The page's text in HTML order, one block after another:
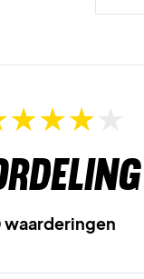
waarderingen